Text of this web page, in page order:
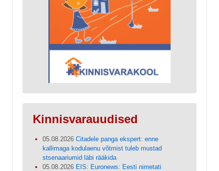
Kinnisvarauudised
05.08.2026 Citadele panga ekspert: enne
kallimaga kodulaenu võtmist tuleb mustad
stsenaariumid läbi rääkida
05.08.2026 EIS: Euronews: Eesti nimetati